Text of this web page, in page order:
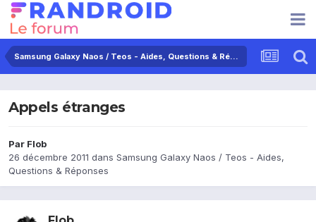
Samsung Galaxy Naos / Teos - Aides, Questions & Réponses
Appels étranges
Par Flob
26 décembre 2011 dans Samsung Galaxy Naos / Teos - Aides,
Questions & Réponses